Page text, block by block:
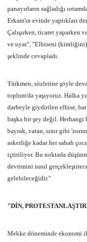
panayırların sağladığı
Erkam'ın evinde yaptıkları
Çalışırken, ticaret yaparken
ve uyar", "Elbiseni (kimliğini)
şeklinde cevapladı.
Türkmen, sözlerine şöyle
toplum'da yaşıyoruz. Halka
darbeyle giydirilen elbise,
başka bir şey değil. Herhangi
bayrak, vatan, sınır gibi
askerliğe kadar her sabah
içtiriliyor. Bu noktada
devrimini nasıl
gelebileceğidir."
"DİN,
Mekke döneminde ekonomi